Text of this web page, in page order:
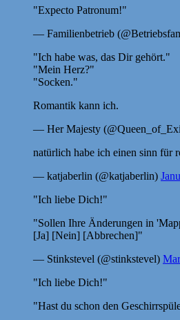
"Expecto Patronum!"
— Familienbetrieb
"Ich habe was, das Dir gehört."
"Mein Herz?"
"Socken."
Romantik kann ich.
— Her Majesty
natürlich habe ich einen sinn für
— katjaberlin (@katjaberlin)
"Ich liebe Dich!"
"Sollen Ihre Änderungen in
[Ja] [Nein] [Abbrechen]"
— Stinkstevel (@stinkstevel)
"Ich liebe Dich!"
"Hast du schon den